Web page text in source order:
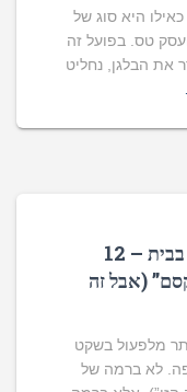
היא סוג של
טס. בפועל זה
את הבלגן, נחליט
איך להאריך חיים למכשירי חשמל בבית – 12
(אבל זה
מלפעול בשקט
לא ברמה של